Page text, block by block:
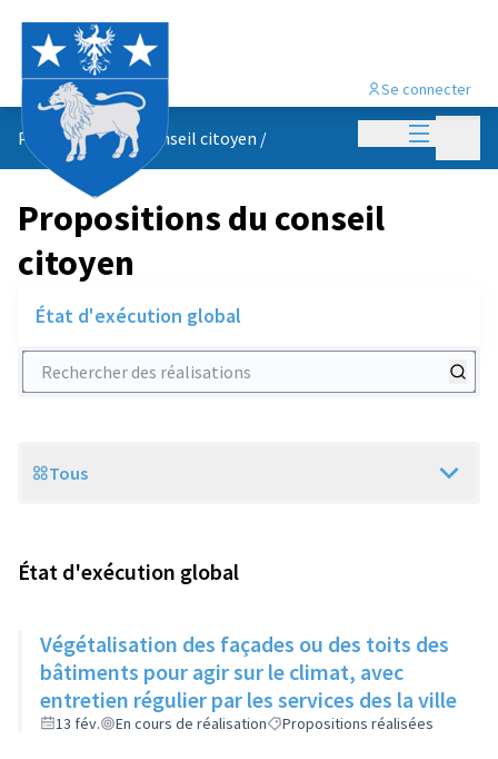
Menu
Se connecter
Propositions du conseil citoyen /
Propositions du conseil
citoyen
État d'exécution global
Rechercher des réalisations
Scope
Tous
État d'exécution global
Végétalisation des façades ou des toits des
bâtiments pour agir sur le climat, avec
entretien régulier par les services des la ville
13 fév. En cours de réalisation Propositions réalisées